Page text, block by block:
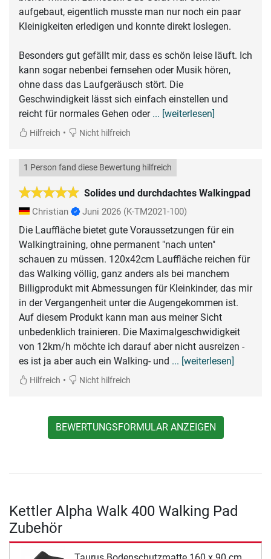
aufgebaut, eigentlich musste man nur noch ein paar
Kleinigkeiten erledigen und konnte direkt loslegen.
Besonders gut gefällt mir, dass es schön leise läuft. Ich
kann sogar nebenbei fernsehen oder Musik hören,
ohne dass das Laufgeräusch stört. Die
Geschwindigkeit lässt sich einfach einstellen und
reicht für normales Gehen oder ... [weiterlesen]
Hilfreich • Nicht hilfreich
Solides und durchdachtes Walkingpad
1 Person fand diese Bewertung hilfreich
Christian Juni 2026 (K-TM2021-100)
Die Lauffläche bietet gute Voraussetzungen für ein
Walkingtraining, ohne permanent "nach unten"
schauen zu müssen. 120x42cm Lauffläche reichen für
das Walking völlig, ganz anders als bei manchem
Billigprodukt mit Abmessungen für Kleinkinder, das mir
in der Vergangenheit unter die Augengekommen ist.
Auf diesem Produkt kann man aus meiner Sicht
unbedenklich trainieren. Die Maximalgeschwidigkeit
von 12km/h möchte ich darauf aber nicht ausreizen -
es ist ja aber auch ein Walking- und ... [weiterlesen]
Hilfreich • Nicht hilfreich
BEWERTUNGSFORMULAR ANZEIGEN
Kettler Alpha Walk 400 Walking Pad
Zubehör